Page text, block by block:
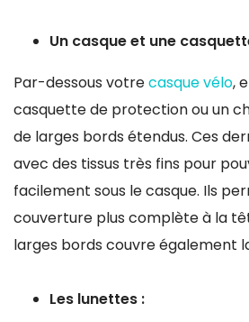
Un casque et une
Par-dessous votrecasque vélo,
casquette de protection ou un
de larges bords étendus. Ces
avec des tissus très fins pour
facilement sous le casque. Ils
couverture plus complète à la
larges bords couvre également
Les lunettes :